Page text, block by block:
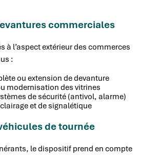
commerciales
à l’aspect extérieur des commerces
:
ou extension de devanture
modernisation des vitrines
de sécurité (antivol, alarme)
et de signalétique
de tournée
le dispositif prend en compte